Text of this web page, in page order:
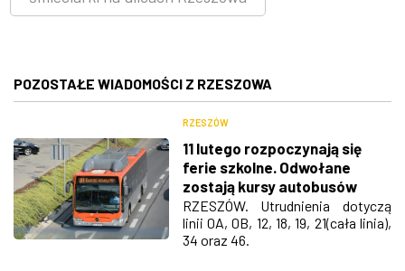
POZOSTAŁE WIADOMOŚCI Z RZESZOWA
RZESZÓW
11 lutego rozpoczynają się
ferie szkolne. Odwołane
zostają kursy autobusów
oznaczone literą „s”
RZESZÓW. Utrudnienia dotyczą
linii 0A, 0B, 12, 18, 19, 21(cała linia),
34 oraz 46.